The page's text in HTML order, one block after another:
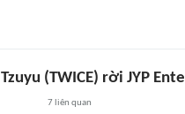
Tzuyu (TWICE) rời JYP
7liên quan